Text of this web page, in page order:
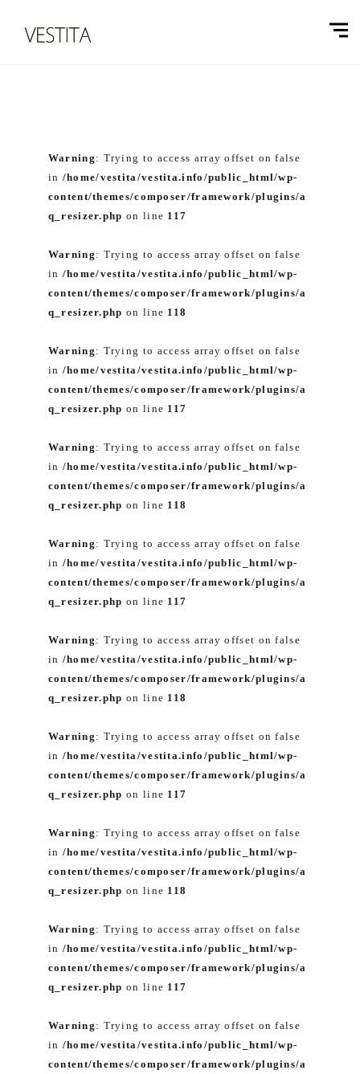
Warning : Trying to access array offset on false
in /home/vestita/vestita.info/public_html/wp-
content/themes/composer/framework/plugins/a
q_resizer.php on line 117
Warning : Trying to access array offset on false
in /home/vestita/vestita.info/public_html/wp-
content/themes/composer/framework/plugins/a
q_resizer.php on line 118
Warning : Trying to access array offset on false
in /home/vestita/vestita.info/public_html/wp-
content/themes/composer/framework/plugins/a
q_resizer.php on line 117
Warning : Trying to access array offset on false
in /home/vestita/vestita.info/public_html/wp-
content/themes/composer/framework/plugins/a
q_resizer.php on line 118
Warning : Trying to access array offset on false
in /home/vestita/vestita.info/public_html/wp-
content/themes/composer/framework/plugins/a
q_resizer.php on line 117
Warning : Trying to access array offset on false
in /home/vestita/vestita.info/public_html/wp-
content/themes/composer/framework/plugins/a
q_resizer.php on line 118
Warning : Trying to access array offset on false
in /home/vestita/vestita.info/public_html/wp-
content/themes/composer/framework/plugins/a
q_resizer.php on line 117
Warning : Trying to access array offset on false
in /home/vestita/vestita.info/public_html/wp-
content/themes/composer/framework/plugins/a
q_resizer.php on line 118
Warning : Trying to access array offset on false
in /home/vestita/vestita.info/public_html/wp-
content/themes/composer/framework/plugins/a
q_resizer.php on line 117
Warning : Trying to access array offset on false
in /home/vestita/vestita.info/public_html/wp-
content/themes/composer/framework/plugins/a